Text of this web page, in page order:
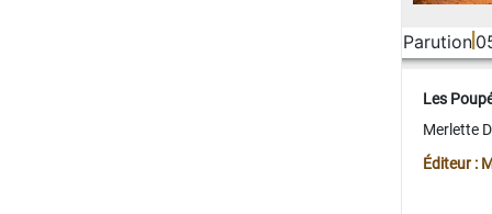
Parution
Les
Merlette
Éditeur :